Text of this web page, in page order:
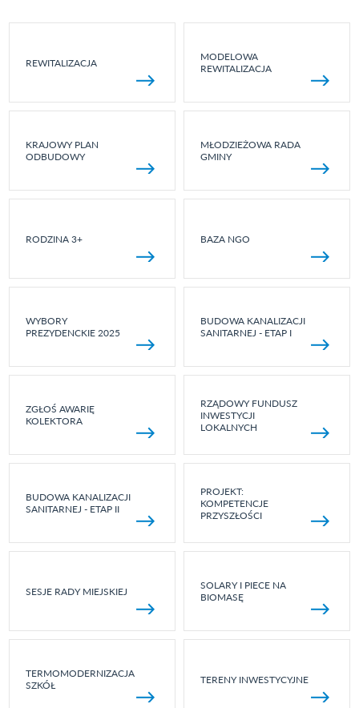
REWITALIZACJA
MODELOWA
REWITALIZACJA
KRAJOWY PLAN
ODBUDOWY
MŁODZIEŻOWA RADA
GMINY
RODZINA 3+ BAZA NGO
WYBORY
PREZYDENCKIE 2025
BUDOWA KANALIZACJI
SANITARNEJ - ETAP I
ZGŁOŚ AWARIĘ
KOLEKTORA
RZĄDOWY FUNDUSZ
INWESTYCJI
LOKALNYCH
BUDOWA KANALIZACJI
SANITARNEJ - ETAP II
PROJEKT:
KOMPETENCJE
PRZYSZŁOŚCI
SESJE RADY MIEJSKIEJ
SOLARY I PIECE NA
BIOMASĘ
TERMOMODERNIZACJA
SZKÓŁ
TERENY INWESTYCYJNE